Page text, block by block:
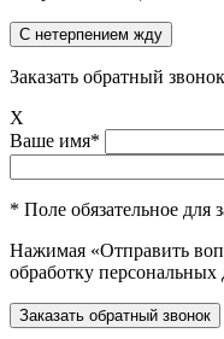
Заказать обратный звонок
X
Ваше имя*
* Поле обязательное для
Нажимая «Отправить
обработку